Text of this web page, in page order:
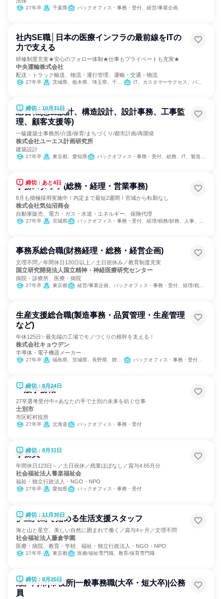
27年卒 千葉県 バックオフィス・事務・受付、経営/事業企画
社内SE職│日本の医療インフラの最前線をITの
力で支える
研修制度充実★安心のフォロー体制★仕事もプライベートも充実★
中央運輸株式会社
配送・トラック輸送、物流・運行管理、運輸・交通・物流
27年卒 茨城県、栃木県、埼玉県、千葉県、東京都、神奈川県 IT、カスタマーサクセス、バックオフィス・事務・受付、SCM/生産管理/購買/物流、組織運営管理・公務員・事務系職種、経営/事業企画、製造・生産工程、カスタマーサポート/コールセンター
締切：10月31日
総合職(意匠設計、構造設計、設計事務、工事監
理、顧客支援等)
一級建築士事務所/介護/保育/まちづくり/都市計画/再開発
株式会社ユーエス計画研究所
建築設計
27年卒 東京都、愛知県 バックオフィス・事務・受付、総務、IT、製造・生産工程、建築/土木/プラント専門職、カスタマーサクセス、カスタマーサポート/コールセンター
締切：あと4日
事務スタッフ(総務・経理・営業事務)
8月も積極採用実施中！内定まで最短2週間！宮城から転勤なし
株式会社気仙沼商会
自動車販売、電力・ガス・水道・エネルギー、保険代理
27年卒 宮城県 バックオフィス・事務・受付、経理/税務/財務、人事、総務
事務系総合職(財務経理・総務・経営企画)
文理不問／年間休日120日以上／土日祝休み／教育制度充実
国立研究開発法人国立精神・神経医療研究センター
病院・診療所、医療・病院
27年卒 東京都 経営/事業企画、バックオフィス・事務・受付、経理/税務/財務、人事、総務、組織運営管理・公務員・事務系職種
生産支援総合職(製造事務・品質管理・生産管理
など)
年休125日✨最先端の工場でモノづくりの根幹を支える！
株式会社キョウデン
半導体・電子機器メーカー
27年卒 福島県、茨城県、長野県、静岡県、大阪府 バックオフィス・事務・受付、SCM/生産管理/購買/物流、IT
締切：8月24日
一般事務職
27卒選考受付中⭐あなたの手で士別の未来を紡ぐ仕事
士別市
市区町村役所
27年卒 北海道 バックオフィス・事務・受付
締切：8月31日
事務員
年間休日123日～／土日祝休／残業ほぼなし／賞与4.65月分
社会福祉法人養楽福祉会
福祉・独立行政法人・NGO・NPO
27年卒 愛知県 バックオフィス・事務・受付
締切：11月30日
伊豆大島で始める生活支援スタッフ
海と山と星空。美しい自然に囲まれて働く／賞与4ヶ月／文理不問
社会福祉法人藤倉学園
医療・病院、教育・学校、福祉・独立行政法人・NGO・NPO
27年卒 東京都 医療/福祉専門職、教育/保育専門職
締切：8月20日
瀬戸内市|市役所|一般事務職(大卒・短大卒)|公務
員